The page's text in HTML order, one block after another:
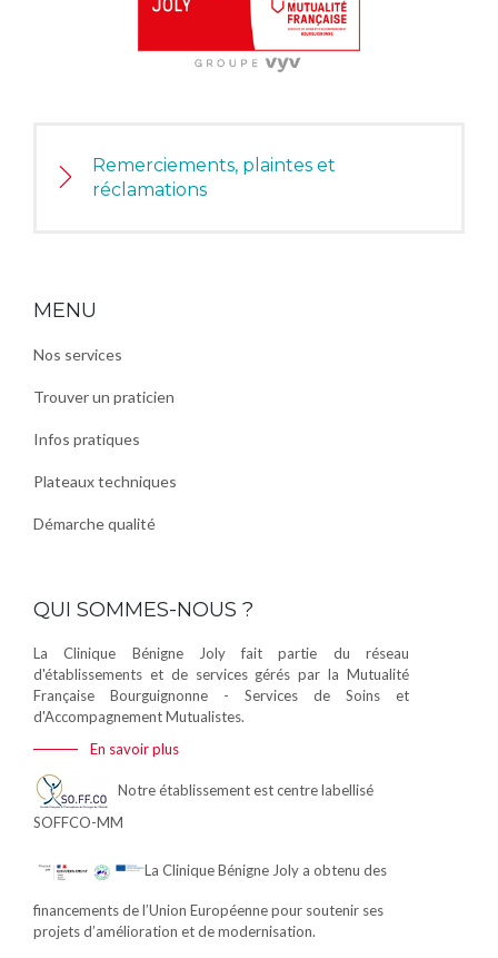
Remerciements, plaintes et
réclamations
MENU
Nos services
Trouver un praticien
Infos pratiques
Plateaux techniques
Démarche qualité
QUI SOMMES-NOUS ?
La Clinique Bénigne Joly fait partie du réseau
d'établissements et de services gérés par la Mutualité
Française Bourguignonne - Services de Soins et
d'Accompagnement Mutualistes.
En savoir plus
Notre établissement est centre labellisé
SOFFCO-MM
La Clinique Bénigne Joly a obtenu des
financements de l’Union Européenne pour soutenir ses
projets d’amélioration et de modernisation.